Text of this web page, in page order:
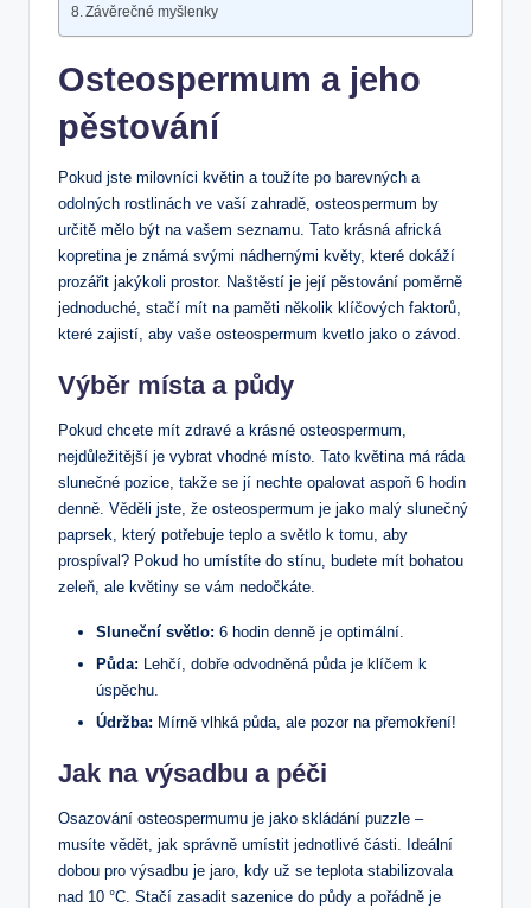
Závěrečné myšlenky
Osteospermum a jeho
pěstování
Pokud jste milovníci květin a toužíte po barevných a
odolných rostlinách ve vaší zahradě, osteospermum by
určitě mělo být na vašem seznamu. Tato krásná africká
kopretina je známá svými nádhernými květy, které dokáží
prozářit jakýkoli prostor. Naštěstí je její pěstování poměrně
jednoduché, stačí mít na paměti několik klíčových faktorů,
které zajistí, aby vaše osteospermum kvetlo jako o závod.
Výběr místa a půdy
Pokud chcete mít zdravé a krásné osteospermum,
nejdůležitější je vybrat vhodné místo. Tato květina má ráda
slunečné pozice, takže se jí nechte opalovat aspoň 6 hodin
denně. Věděli jste, že osteospermum je jako malý slunečný
paprsek, který potřebuje teplo a světlo k tomu, aby
prospíval? Pokud ho umístíte do stínu, budete mít bohatou
zeleň, ale květiny se vám nedočkáte.
Sluneční světlo: 6 hodin denně je optimální.
Půda: Lehčí, dobře odvodněná půda je klíčem k
úspěchu.
Údržba: Mírně vlhká půda, ale pozor na přemokření!
Jak na výsadbu a péči
Osazování osteospermumu je jako skládání puzzle –
musíte vědět, jak správně umístit jednotlivé části. Ideální
dobou pro výsadbu je jaro, kdy už se teplota stabilizovala
nad 10 °C. Stačí zasadit sazenice do půdy a pořádně je